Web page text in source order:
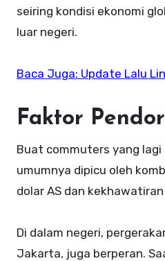
seiring kondisi ekonomi
luar negeri.
Baca Juga: Update Lalu
Faktor
Buat commuters yang lagi
umumnya dipicu oleh
dolar AS dan
Di dalam negeri,
Jakarta, juga berperan.